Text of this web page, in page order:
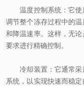
温度控制系统：它使
调节整个冻存过程中的
和降温速率。这样，无
要求进行精确控制。
冷却装置：它通常采
系统，以实现快速而稳